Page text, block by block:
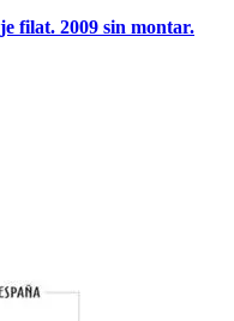
filat. 2009 sin montar.